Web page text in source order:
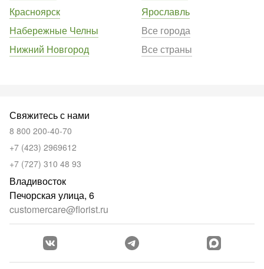
Красноярск
Набережные Челны
Нижний Новгород
Ярославль
Все города
Все страны
Свяжитесь с нами
8 800 200-40-70
+7 (423) 2969612
+7 (727) 310 48 93
Владивосток
Печорская улица, 6
customercare@florist.ru